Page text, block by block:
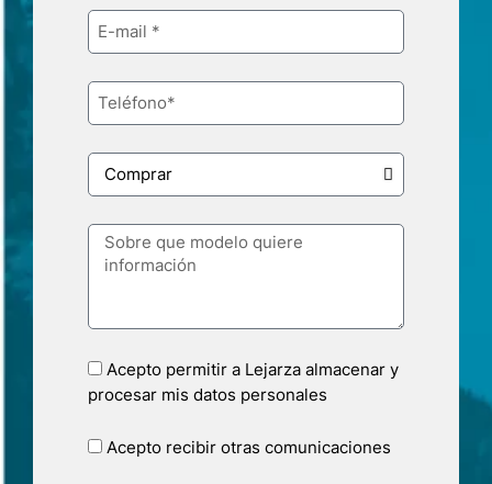
Acepto permitir a Lejarza almacenar y
procesar mis datos personales
Acepto recibir otras comunicaciones